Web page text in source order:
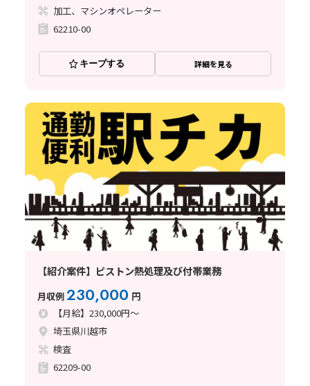
加工、マシンオペレーター
62210-00
キープする 詳細を見る
【紹介案件】ピストン熱処理及び付帯業務
月収例230,000 円
【月給】230,000円～
埼玉県川越市
検査
62209-00